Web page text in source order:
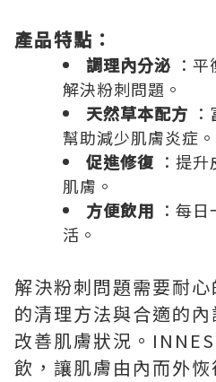
產品特點：
調理內分泌 ：
解決粉刺問題。
天然草本配方
幫助減少肌膚炎症。
促進修復 ：提
肌膚。
方便飲用 ：每
活。
解決粉刺問題需要耐
的清理方法與合適的
改善肌膚狀況。
飲，讓肌膚由內而外恢